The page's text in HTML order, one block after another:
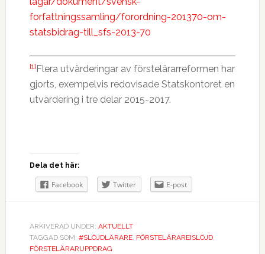
forfattningssamling/forordning-201370-om-
statsbidrag-till_sfs-2013-70
[1] Flera utvärderingar av förstelärarreformen har
gjorts, exempelvis redovisade Statskontoret en
utvärdering i tre delar 2015-2017.
Dela det här:
Facebook Twitter E-post
ARKIVERAD UNDER: AKTUELLT
TAGGAD SOM: #SLÖJDLÄRARE, FÖRSTELÄRAREISLÖJD,
FÖRSTELÄRARUPPDRAG